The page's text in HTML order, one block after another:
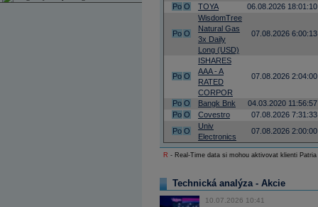
Po O TOYA 06.08.2026 18:01:10
Po O
WisdomTree
Natural Gas
3x Daily
Long (USD)
07.08.2026 6:00:13
Po O
ISHARES
AAA - A
RATED
CORPOR
07.08.2026 2:04:00
Po O Bangk Bnk
04.03.2020 11:56:57
Po O Covestro
07.08.2026 7:31:33
Po O
Univ
Electronics
07.08.2026 2:00:00
R - Real-Time data si mohou aktivovat klienti
Technická analýza - Akcie
10.07.2026 10:41